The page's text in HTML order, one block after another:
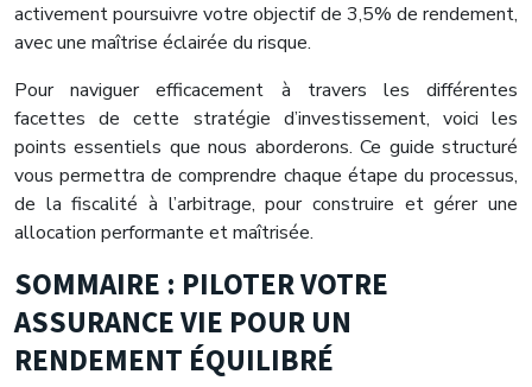
activement poursuivre votre objectif de 3,5% de rendement,
avec une maîtrise éclairée du risque.
Pour naviguer efficacement à travers les différentes
facettes de cette stratégie d’investissement, voici les
points essentiels que nous aborderons. Ce guide structuré
vous permettra de comprendre chaque étape du processus,
de la fiscalité à l’arbitrage, pour construire et gérer une
allocation performante et maîtrisée.
SOMMAIRE : PILOTER VOTRE
ASSURANCE VIE POUR UN
RENDEMENT ÉQUILIBRÉ